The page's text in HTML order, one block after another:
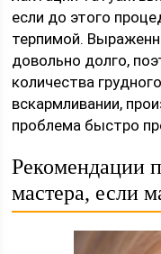
если до этого
терпимой.
довольно долго,
количества
вскармливании,
проблема быстро
Рекомендации
мастера, если